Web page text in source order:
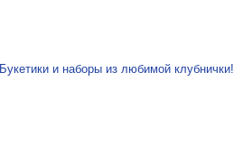
Букетики и наборы из любимой клубнички!